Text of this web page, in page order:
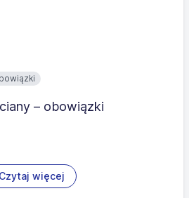
– obowiązki
Czytaj więcej